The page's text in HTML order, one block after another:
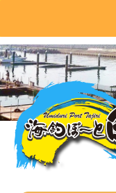
コ
ン
テ
ン
ツ